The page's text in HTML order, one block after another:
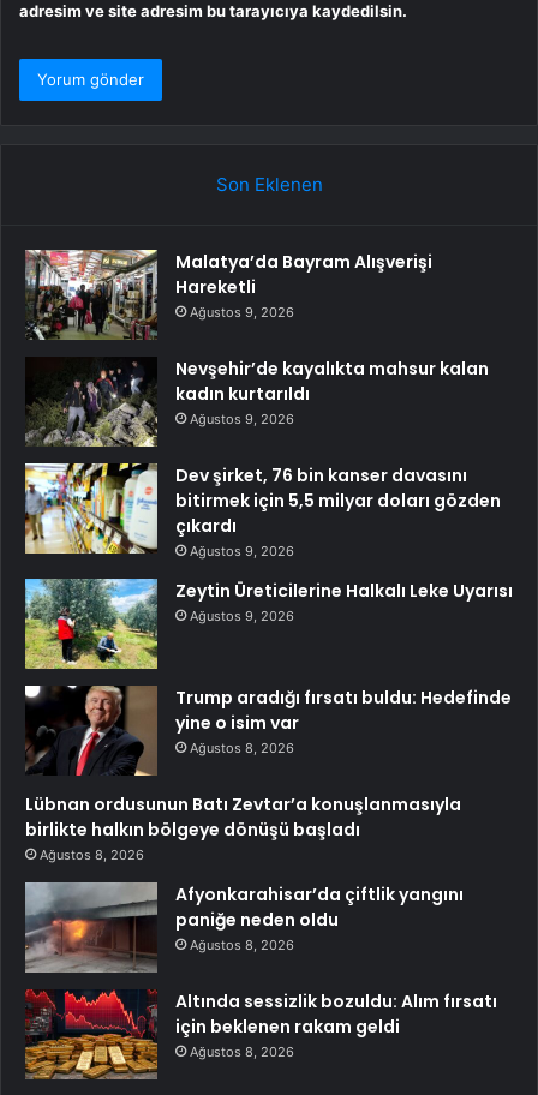
adresim ve site adresim bu tarayıcıya kaydedilsin.
Son Eklenen
Malatya’da Bayram Alışverişi
Hareketli
Ağustos 9, 2026
Nevşehir’de kayalıkta mahsur kalan
kadın kurtarıldı
Ağustos 9, 2026
Dev şirket, 76 bin kanser davasını
bitirmek için 5,5 milyar doları gözden
çıkardı
Ağustos 9, 2026
Zeytin Üreticilerine Halkalı Leke Uyarısı
Ağustos 9, 2026
Trump aradığı fırsatı buldu: Hedefinde
yine o isim var
Ağustos 8, 2026
Lübnan ordusunun Batı Zevtar’a konuşlanmasıyla
birlikte halkın bölgeye dönüşü başladı
Ağustos 8, 2026
Afyonkarahisar’da çiftlik yangını
paniğe neden oldu
Ağustos 8, 2026
Altında sessizlik bozuldu: Alım fırsatı
için beklenen rakam geldi
Ağustos 8, 2026